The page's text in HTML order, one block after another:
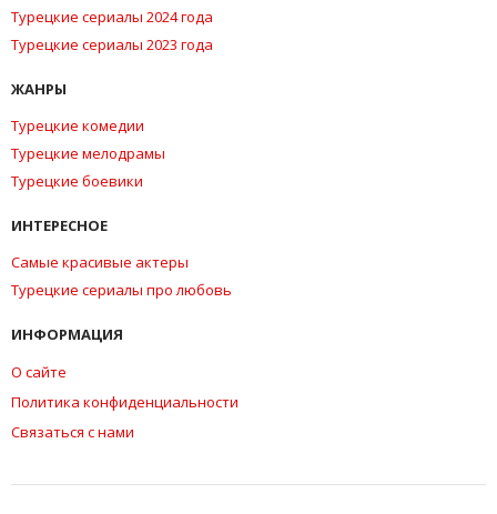
Турецкие сериалы 2024 года
Турецкие сериалы 2023 года
ЖАНРЫ
Турецкие комедии
Турецкие мелодрамы
Турецкие боевики
ИНТЕРЕСНОЕ
Самые красивые актеры
Турецкие сериалы про любовь
ИНФОРМАЦИЯ
О сайте
Политика конфиденциальности
Связаться с нами